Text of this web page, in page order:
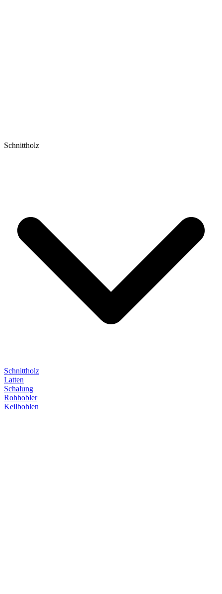
Schnittholz
Schnittholz
Latten
Schalung
Rohhobler
Keilbohlen